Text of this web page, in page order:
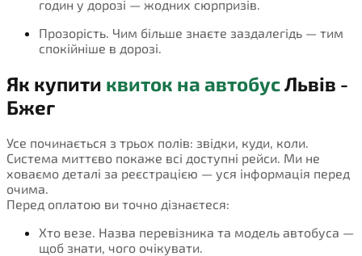
годин у дорозі — жодних сюрпризів.
Прозорість. Чим більше знаєте заздалегідь — тим
спокійніше в дорозі.
Як купити квиток на автобусЛьвів -
Бжег
Усе починається з трьох полів: звідки, куди, коли.
Система миттєво покаже всі доступні рейси. Ми не
ховаємо деталі за реєстрацією — уся інформація перед
очима.
Перед оплатою ви точно дізнаєтеся:
Хто везе. Назва перевізника та модель автобуса —
щоб знати, чого очікувати.